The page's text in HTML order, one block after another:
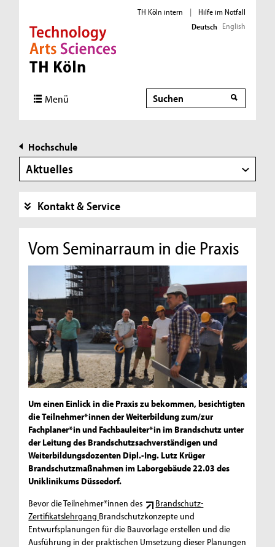
Direkt zur Hauptnavigation
Direkt zur Subnavigation
Direkt zum Inhalt
Direkt zum Fußbereich
TH Köln intern |
Hilfe im Notfall
Deutsch English
Menü Suche
Hochschule
Aktuelles
Kontakt & Service
Vom Seminarraum in die Praxis
Um einen Einlick in die Praxis zu bekommen, besichtigten
die Teilnehmer*innen der Weiterbildung zum/zur
Fachplaner*in und Fachbauleiter*in im Brandschutz unter
der Leitung des Brandschutzsachverständigen und
Weiterbildungsdozenten Dipl.-Ing. Lutz Krüger
Brandschutzmaßnahmen im Laborgebäude 22.03 des
Uniklinikums Düssedorf.
Bevor die Teilnehmer*innen des
Brandschutz-
Zertifikatslehrgang Brandschutzkonzepte und
Entwurfsplanungen für die Bauvorlage erstellen und die
Ausführung in der praktischen Umsetzung dieser Planungen